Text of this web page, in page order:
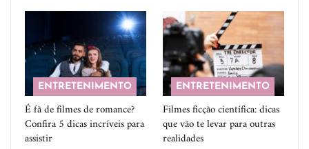
ENTRETENIMENTO
É fã de filmes de romance?
Confira 5 dicas incríveis para
assistir
ENTRETENIMENTO
Filmes ficção científica: dicas
que vão te levar para outras
realidades